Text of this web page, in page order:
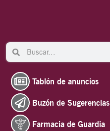
Search Search
Tablón de anuncios
Buzón de Sugerencias
Farmacia de Guardia